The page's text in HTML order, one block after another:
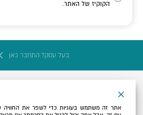
הקוקיז של האתר.
בעל עסק? התחבר כאן
אתר זה משתמש בעוגיות כדי לשפר את החוויה